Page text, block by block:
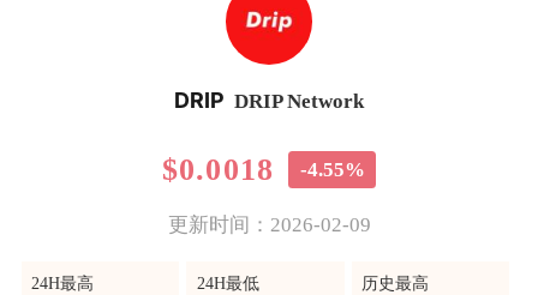
DRIP DRIP Network
$0.0018 -4.55%
更新时间：2026-02-09
24H最高
24H最低
历史最高